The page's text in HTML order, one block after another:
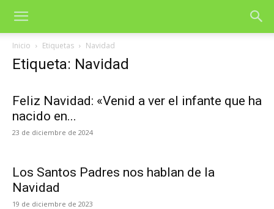
Inicio Etiquetas Navidad
Etiqueta: Navidad
Feliz Navidad: «Venid a ver el infante que ha
nacido en...
23 de diciembre de 2024
Los Santos Padres nos hablan de la
Navidad
19 de diciembre de 2023